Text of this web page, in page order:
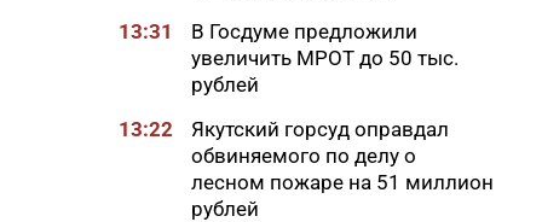
13:31
В Госдуме предложили
увеличить МРОТ до 50 тыс.
рублей
13:22
Якутский горсуд оправдал
обвиняемого по делу о
лесном пожаре на 51 миллион
рублей